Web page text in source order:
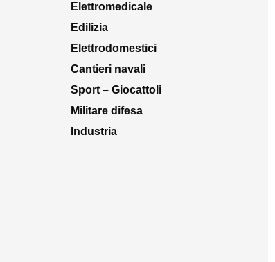
Elettromedicale
Edilizia
Elettrodomestici
Cantieri navali
Sport – Giocattoli
Militare difesa
Industria